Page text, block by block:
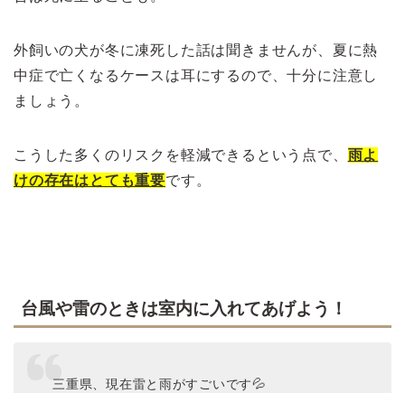
外飼いの犬が冬に凍死した話は聞きませんが、夏に熱
中症で亡くなるケースは耳にするので、十分に注意し
ましょう。
こうした多くのリスクを軽減できるという点で、 雨よ
けの存在はとても重要です。
台風や雷のときは室内に入れてあげよう！
三重県、現在雷と雨がすごいです💦